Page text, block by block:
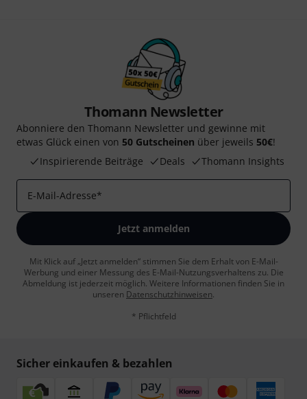
Thomann Newsletter
Abonniere den Thomann Newsletter und gewinne mit
etwas Glück einen von 50 Gutscheinen über jeweils 50€!
Inspirierende Beiträge
Deals Thomann Insights
E-Mail-Adresse*
Jetzt anmelden
Mit Klick auf „Jetzt anmelden“ stimmen Sie dem Erhalt von E-Mail-
Werbung und einer Messung des E-Mail-Nutzungsverhaltens zu. Die
Abmeldung ist jederzeit möglich. Weitere Informationen finden Sie in
unseren Datenschutzhinweisen.
* Pflichtfeld
Sicher einkaufen & bezahlen